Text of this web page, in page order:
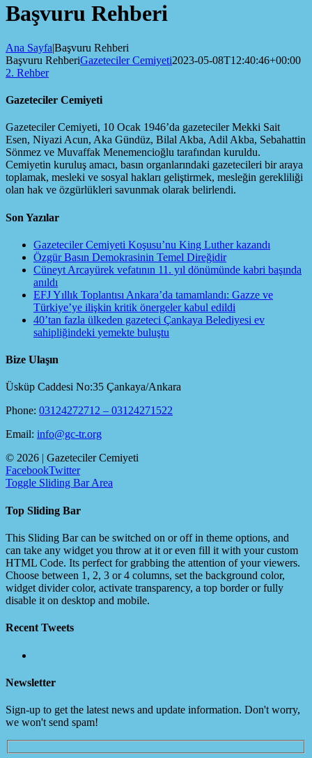
Başvuru Rehberi
Ana Sayfa|Başvuru Rehberi
Başvuru RehberiGazeteciler Cemiyeti2023-05-08T12:40:46+00:00
2. Rehber
Gazeteciler Cemiyeti
Gazeteciler Cemiyeti, 10 Ocak 1946’da gazeteciler Mekki Sait
Esen, Niyazi Acun, Aka Gündüz, Bilal Akba, Adil Akba, Sebahattin
Sönmez ve Muvaffak Menemencioğlu tarafından kuruldu.
Cemiyetin kuruluş amacı, basın organlarındaki gazetecileri bir araya
toplamak, mesleki ve sosyal hakları geliştirmek, mesleğin gerekliliği
olan hak ve özgürlükleri savunmak olarak belirlendi.
Son Yazılar
Gazeteciler Cemiyeti Koşusu’nu King Luther kazandı
Özgür Basın Demokrasinin Temel Direğidir
Cüneyt Arcayürek vefatının 11. yıl dönümünde kabri başında
anıldı
EFJ Yıllık Toplantısı Ankara’da tamamlandı: Gazze ve
Türkiye’ye ilişkin kritik önergeler kabul edildi
40’tan fazla ülkeden gazeteci Çankaya Belediyesi ev
sahipliğindeki yemekte buluştu
Bize Ulaşın
Üsküp Caddesi No:35 Çankaya/Ankara
Phone: 03124272712 – 03124271522
Email: info@gc-tr.org
© 2026 | Gazeteciler Cemiyeti
FacebookTwitter
Toggle Sliding Bar Area
Top Sliding Bar
This Sliding Bar can be switched on or off in theme options, and
can take any widget you throw at it or even fill it with your custom
HTML Code. Its perfect for grabbing the attention of your viewers.
Choose between 1, 2, 3 or 4 columns, set the background color,
widget divider color, activate transparency, a top border or fully
disable it on desktop and mobile.
Recent Tweets
Newsletter
Sign-up to get the latest news and update information. Don't worry,
we won't send spam!